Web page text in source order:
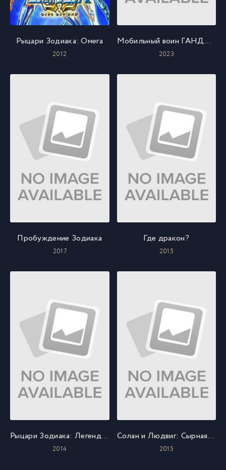
Рыцари Зодиака: Омега
2012
Мобильный воин ГАНДАМ: Поколение (фильм 3)
2023
Пробуждение Зодиака
2017
Где дракон?
2015
Рыцари Зодиака: Легенда о святилище
2014
Солан и Людвиг: Сырная гонка
2015